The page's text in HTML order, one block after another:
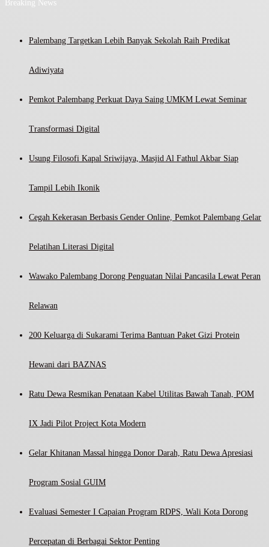
Breaking News
Palembang Targetkan Lebih Banyak Sekolah Raih Predikat
Adiwiyata
Pemkot Palembang Perkuat Daya Saing UMKM Lewat Seminar
Transformasi Digital
Usung Filosofi Kapal Sriwijaya, Masjid Al Fathul Akbar Siap
Tampil Lebih Ikonik
Cegah Kekerasan Berbasis Gender Online, Pemkot Palembang Gelar
Pelatihan Literasi Digital
Wawako Palembang Dorong Penguatan Nilai Pancasila Lewat Peran
Relawan
200 Keluarga di Sukarami Terima Bantuan Paket Gizi Protein
Hewani dari BAZNAS
Ratu Dewa Resmikan Penataan Kabel Utilitas Bawah Tanah, POM
IX Jadi Pilot Project Kota Modern
Gelar Khitanan Massal hingga Donor Darah, Ratu Dewa Apresiasi
Program Sosial GUIM
Evaluasi Semester I Capaian Program RDPS, Wali Kota Dorong
Percepatan di Berbagai Sektor Penting